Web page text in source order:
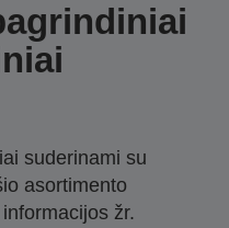
suderinami su
asortimento
žr.